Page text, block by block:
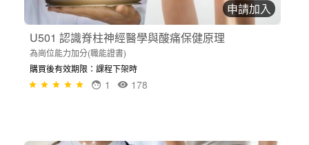
申請加入
U501 認識脊柱神經醫學與酸痛保健原理
為崗位能力加分(職能證書)
購買後有效期限：課程下架時
178
1